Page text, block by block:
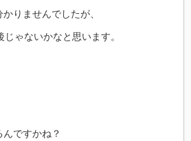
りませんでしたが、
ゃないかなと思います。
ですかね？